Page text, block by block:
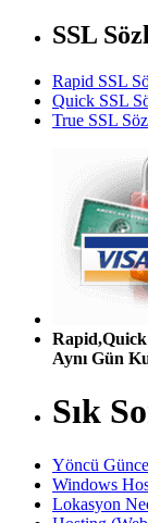
SSL
Rapid SSL
Quick SSL
True SSL
Aynı Gün
Sık
Yöncü
Windows
Lokasyon